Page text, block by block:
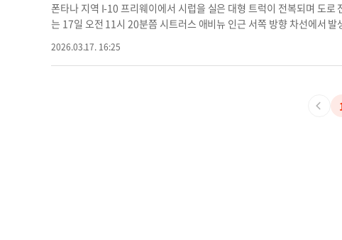
폰타나 지역 I-10 프리웨이에서 시럽을 실은 대형 트럭이 전복되며 도
는 17일 오전 11시 20분쯤 시트러스 애비뉴 인근 서쪽 방향 차선에서
켰다. 이로 인해 교통 정체는 동쪽으로 약 5마일, 콜튼 지역까지 이어졌
도 끈적한 시럽이 계속 도로를 뒤덮으며 추가 작업이 이어졌다. 캘트
쪽 방향 차선은 약 9시간 동안 폐쇄됐으며, 오후 8시가 돼서야 정상 통
전복된 원인에 대해 조사 중이다. AI 생성 기사고속도로 시럽 트럭 전복
2026.03.17. 16:25